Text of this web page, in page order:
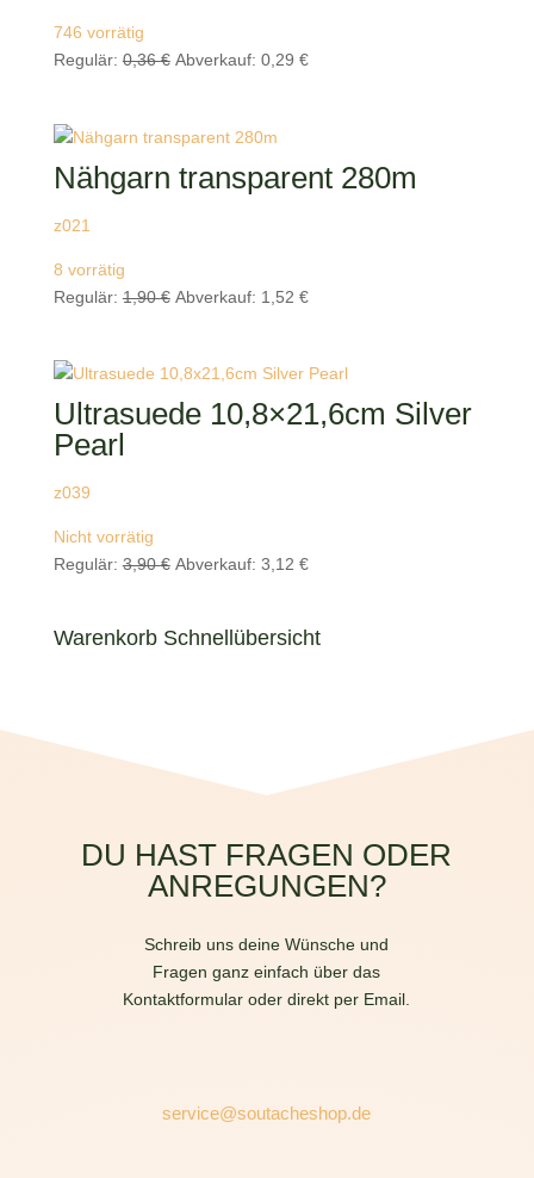
746 vorrätig
Regulär: 0,36€ Ursprünglicher
0,36 €
Abverkauf: 0,29 €Aktueller
Nähgarn transparent 280m
z021
8 vorrätig
Regulär: 1,90€ Ursprünglicher
1,90 €
Abverkauf: 1,52 €Aktueller
1,52 €.
Ultrasuede 10,8×21,6cm Silver
Pearl
z039
Nicht vorrätig
Regulär: 3,90€ Ursprünglicher
3,90 €
Abverkauf: 3,12 €Aktueller
3,12 €.
Warenkorb Schnellübersicht
DU HAST FRAGEN ODER
ANREGUNGEN?
Schreib uns deine Wünsche und
Fragen ganz einfach über das
Kontaktformular oder direkt per Email.
service@soutacheshop.de